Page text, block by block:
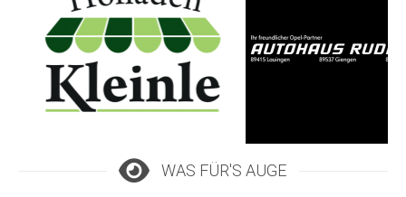
WAS FÜR'S AUGE